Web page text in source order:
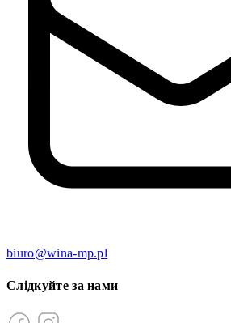
biuro@wina-mp.pl
Слідкуйте за нами